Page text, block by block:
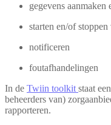
gegevens aanmaken
starten en/of stoppen
notificeren
foutafhandelingen
In de Twiin toolkit staat
beheerders van)
rapporteren.